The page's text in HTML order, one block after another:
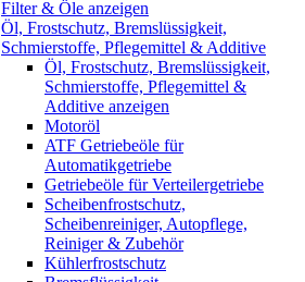
Filter & Öle anzeigen
Öl, Frostschutz, Bremslüssigkeit,
Schmierstoffe, Pflegemittel & Additive
Öl, Frostschutz, Bremslüssigkeit,
Schmierstoffe, Pflegemittel &
Additive anzeigen
Motoröl
ATF Getriebeöle für
Automatikgetriebe
Getriebeöle für Verteilergetriebe
Scheibenfrostschutz,
Scheibenreiniger, Autopflege,
Reiniger & Zubehör
Kühlerfrostschutz